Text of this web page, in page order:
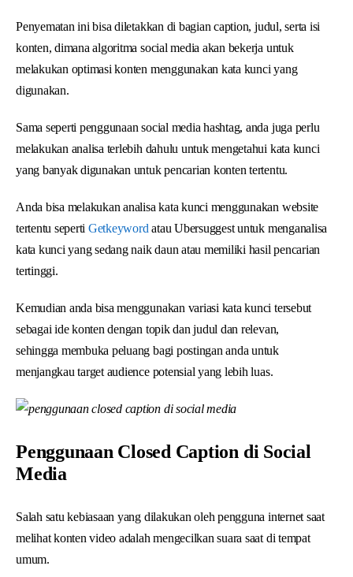
Penyematan ini bisa diletakkan di bagian caption, judul, serta isi
konten, dimana algoritma social media akan bekerja untuk
melakukan optimasi konten menggunakan kata kunci yang
digunakan.
Sama seperti penggunaan social media hashtag, anda juga perlu
melakukan analisa terlebih dahulu untuk mengetahui kata kunci
yang banyak digunakan untuk pencarian konten tertentu.
Anda bisa melakukan analisa kata kunci menggunakan website
tertentu seperti Getkeyword atau Ubersuggest untuk menganalisa
kata kunci yang sedang naik daun atau memiliki hasil pencarian
tertinggi.
Kemudian anda bisa menggunakan variasi kata kunci tersebut
sebagai ide konten dengan topik dan judul dan relevan,
sehingga membuka peluang bagi postingan anda untuk
menjangkau target audience potensial yang lebih luas.
Penggunaan Closed Caption di Social
Media
Salah satu kebiasaan yang dilakukan oleh pengguna internet saat
melihat konten video adalah mengecilkan suara saat di tempat
umum.